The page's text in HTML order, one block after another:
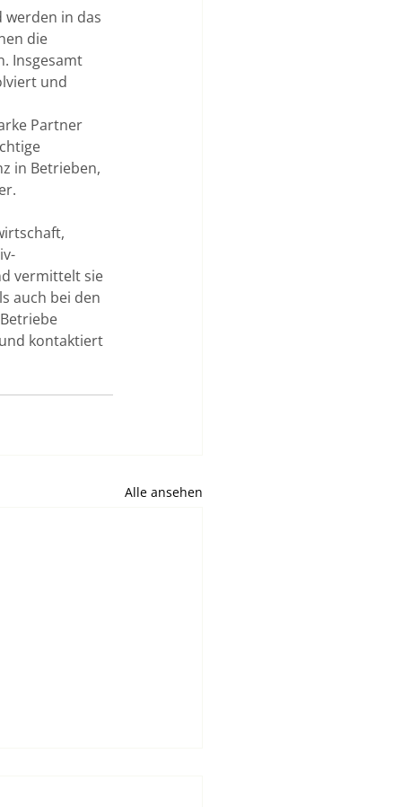
in das
die
Insgesamt
und
Partner
in Betrieben,
vermittelt sie
auch bei den
kontaktiert
Alle ansehen